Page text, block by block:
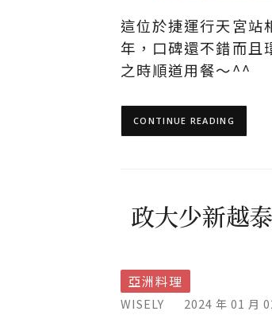
這位於捷運行天宮站
年，口碑還不錯而且
之時順道用餐～^^
CONTINUE READING
政大少新越
亞洲料理
WISELY 2024 年 01 月